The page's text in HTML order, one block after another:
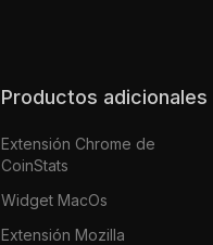
Productos adicionales
Extensión Chrome de
CoinStats
Widget MacOs
Extensión Mozilla